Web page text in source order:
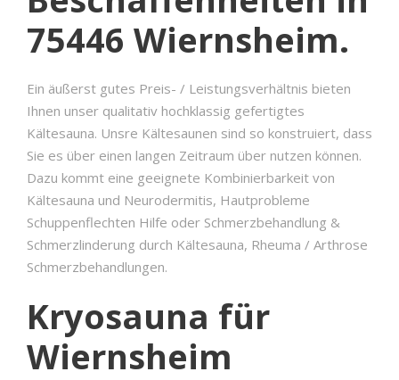
75446 Wiernsheim.
Ein äußerst gutes Preis- / Leistungsverhältnis bieten
Ihnen unser qualitativ hochklassig gefertigtes
Kältesauna. Unsre Kältesaunen sind so konstruiert, dass
Sie es über einen langen Zeitraum über nutzen können.
Dazu kommt eine geeignete Kombinierbarkeit von
Kältesauna und Neurodermitis, Hautprobleme
Schuppenflechten Hilfe oder Schmerzbehandlung &
Schmerzlinderung durch Kältesauna, Rheuma / Arthrose
Schmerzbehandlungen.
Kryosauna für
Wiernsheim